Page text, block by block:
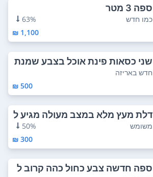
ספה 3 מטר
כמו חדש
63%
1,100 ₪
שני כסאות פינת אוכל בצבע שמנת
בד דוחה כ...
חדש באריזה
500 ₪
דלת מעץ מלא במצב מעולה מגיע ל
לא משקוך וה...
משומש
50%
300 ₪
ספה חדשה צבע כחול כהה קרוב ל